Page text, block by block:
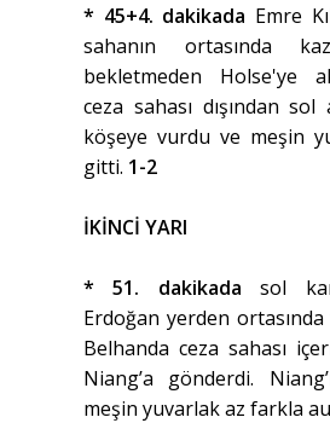
* 45+4. dakikada Emre
sahanın ortasında
bekletmeden Holse'ye
ceza sahası dışından
köşeye vurdu ve meşin
gitti. 1-2
İKİNCİ YARI
* 51. dakikadasol
Erdoğan yerden
Belhanda ceza sahası
Niang’a gönderdi.
meşin yuvarlak az farkla